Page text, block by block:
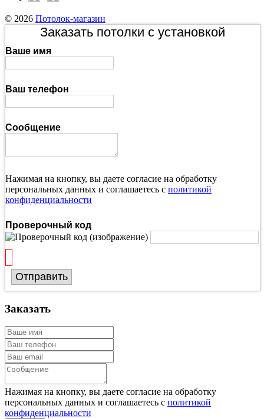
© 2026 Потолок-магазин
Заказать потолки с установкой
Ваше имя
Ваш телефон
Сообщение
Нажимая на кнопку, вы даете согласие на обработку
персональных данных и соглашаетесь с политикой
конфиденциальности
Проверочный код
Отправить
Заказать
Нажимая на кнопку, вы даете согласие на обработку
персональных данных и соглашаетесь с политикой
конфиденциальности